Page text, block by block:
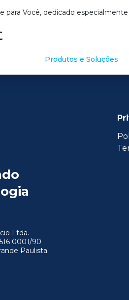
para Você, dedicado
Produtos e Soluções
Ltda.
0001/90
Paulista